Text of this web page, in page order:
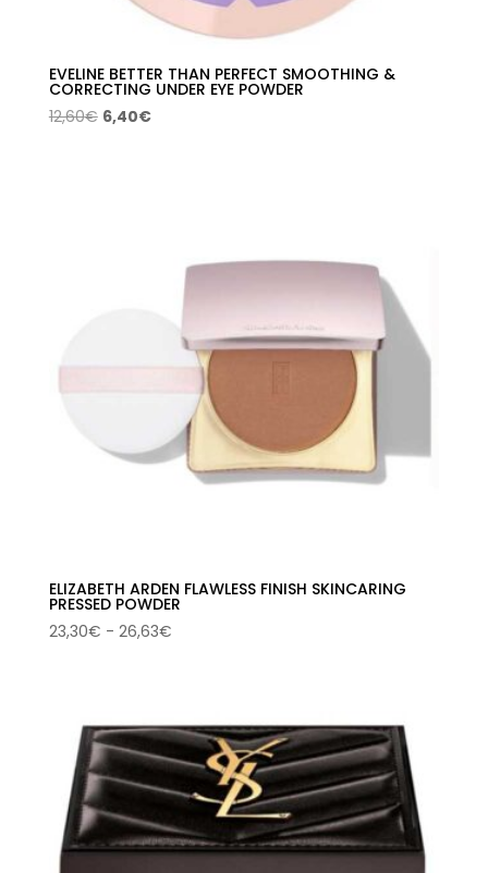
EVELINE BETTER THAN PERFECT SMOOTHING &
CORRECTING UNDER EYE POWDER
12,60€ El
6,40€El
ELIZABETH ARDEN FLAWLESS FINISH SKINCARING
PRESSED POWDER
23,30€ - 26,63€Rango
23,30€
hasta
26,63€